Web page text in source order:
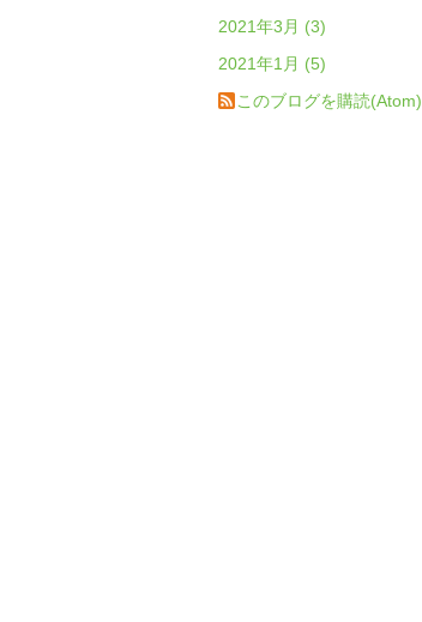
2021年3月 (3)
2021年1月 (5)
このブログを購読(Atom)